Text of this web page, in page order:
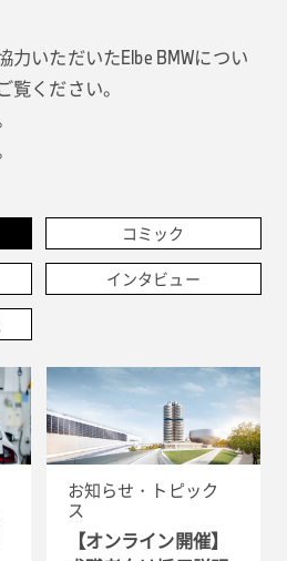
いただいたElbe BMWについ
ください。
コミック
インタビュー
お知らせ・トピック
ス
【オンライン開催】